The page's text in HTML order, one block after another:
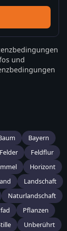
und
Bayern
Felder
Feldflur
Horizont
Landschaft
Naturlandschaft
Pflanzen
Unberührt